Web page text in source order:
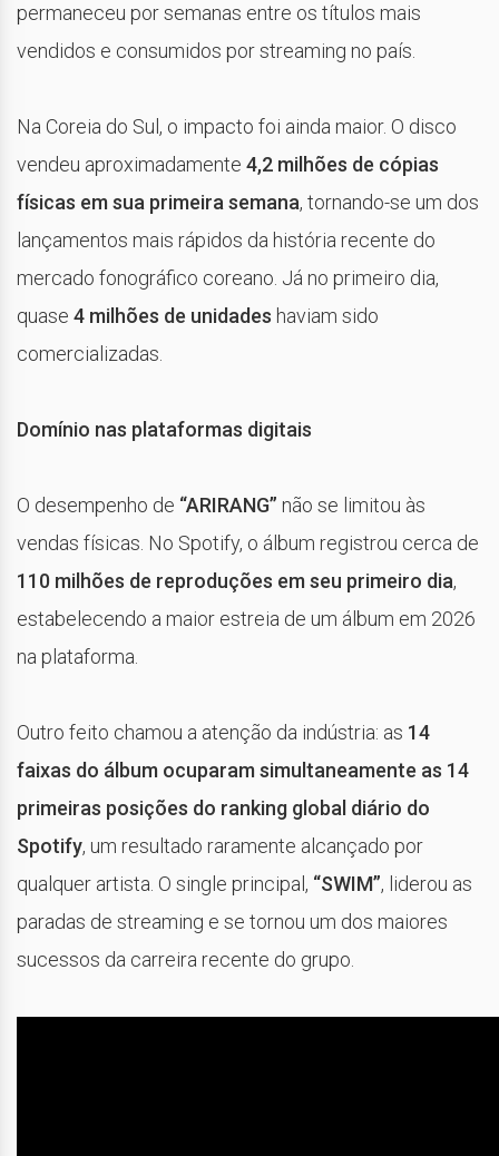
permaneceu por semanas entre os títulos mais
vendidos e consumidos por streaming no país.
Na Coreia do Sul, o impacto foi ainda maior. O disco
vendeu aproximadamente 4,2 milhões de cópias
físicas em sua primeira semana, tornando-se um dos
lançamentos mais rápidos da história recente do
mercado fonográfico coreano. Já no primeiro dia,
quase 4 milhões de unidades haviam sido
comercializadas.
Domínio nas plataformas digitais
O desempenho de “ARIRANG” não se limitou às
vendas físicas. No Spotify, o álbum registrou cerca de
110 milhões de reproduções em seu primeiro dia,
estabelecendo a maior estreia de um álbum em 2026
na plataforma.
Outro feito chamou a atenção da indústria: as 14
faixas do álbum ocuparam simultaneamente as 14
primeiras posições do ranking global diário do
Spotify, um resultado raramente alcançado por
qualquer artista. O single principal, “SWIM”, liderou as
paradas de streaming e se tornou um dos maiores
sucessos da carreira recente do grupo.